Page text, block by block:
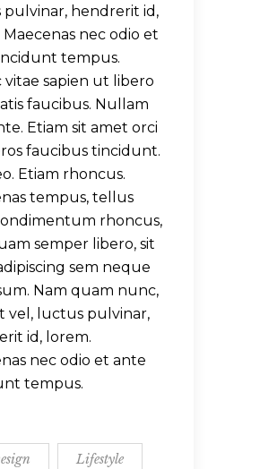
pulvinar, hendrerit id,
Maecenas nec odio et
tempus.
vitae sapien ut libero
faucibus. Nullam
Etiam sit amet orci
faucibus tincidunt.
Etiam rhoncus.
tempus, tellus
rhoncus,
semper libero, sit
sem neque
Nam quam nunc,
vel, luctus pulvinar,
id, lorem.
nec odio et ante
tempus.
Lifestyle